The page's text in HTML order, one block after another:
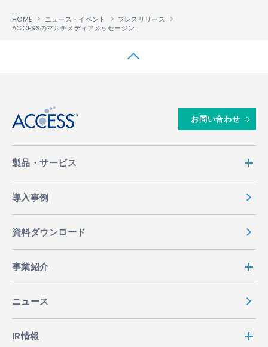
HOME ニュース・イベント
プレスリリース
ACCESSのマルチメディアメッセージングソフトがチャイナ・ユニコム向け 移動機メーカー、サムスン、モトローラ、LGなど10社以上に採用
お問い合わせ
製品・サービス
導入事例
資料ダウンロード
事業紹介
ニュース
IR情報